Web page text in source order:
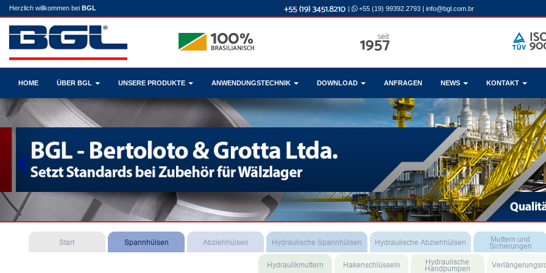
Herzlich willkommen bei BGL | +55 (19) 99392.2793 | info@bgl.com.br
HOME ÜBER BGL UNSERE PRODUKTE ANWENDUNGSTECHNIK DOWNLOAD ANFRAGEN NEWS KONTAKT
Previous